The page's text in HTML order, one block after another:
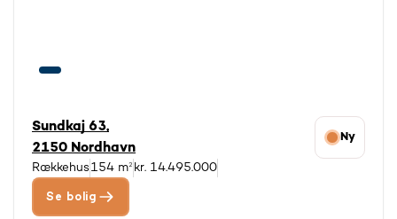
Sundkaj 63,
2150 Nordhavn
Ny
Rækkehus 154 m² kr. 14.495.000
Se bolig